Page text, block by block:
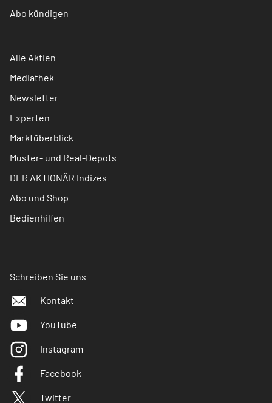
Abo kündigen
Alle Aktien
Mediathek
Newsletter
Experten
Marktüberblick
Muster- und Real-Depots
DER AKTIONÄR Indizes
Abo und Shop
Bedienhilfen
Schreiben Sie uns
Kontakt
YouTube
Instagram
Facebook
Twitter